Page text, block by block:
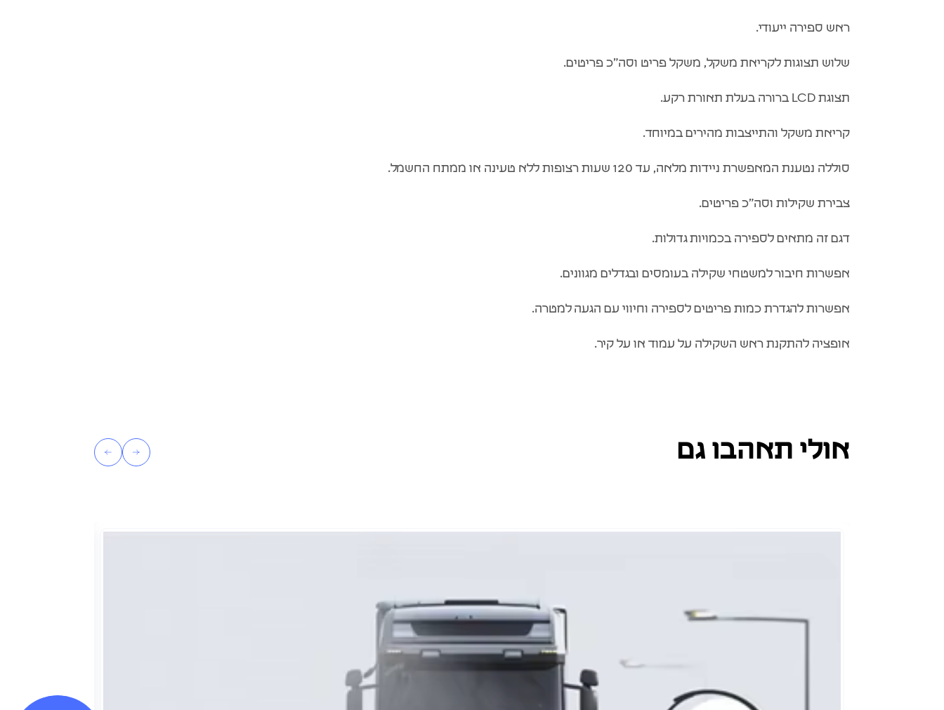
ראש ספירה ייעודי.
שלוש תצוגות לקריאת משקל, משקל פריט וסה”כ פריטים.
תצוגת LCD ברורה בעלת תאורת רקע.
קריאת משקל והתייצבות מהירים במיוחד.
סוללה נטענת המאפשרת ניידות מלאה, עד 120 שעות רצופות ללא טעינה או ממתח החשמל.
צבירת שקילות וסה”כ פריטים.
דגם זה מתאים לספירה בכמויות גדולות.
אפשרות חיבור למשטחי שקילה בעומסים ובגדלים מגוונים.
אפשרות להגדרת כמות פריטים לספירה וחיווי עם הגעה למטרה.
אופציה להתקנת ראש השקילה על עמוד או על קיר.
אולי תאהבו גם